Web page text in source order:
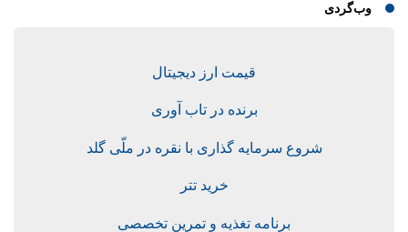
وب‌گردی
قیمت ارز دیجیتال
برنده در تاب آوری
شروع سرمایه گذاری با نقره در ملّی گلد
خرید تتر
برنامه تغذیه و تمرین تخصصی